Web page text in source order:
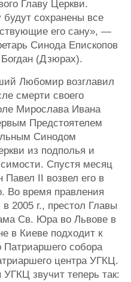
Главу Церкви.
сохранены все
его сану», —
Синода Епископов
(Дзюрах).
Любомир возглавил
смерти своего
Мирослава Ивана
Предстоятелем
Синодом
из подполья и
Спустя месяц
II возвел его в
Во время правления
2005 г., престол Главы
Св. Юра во Львове в
в Киеве подходит к
Патриаршего собора
центра УГКЦ.
звучит теперь так: